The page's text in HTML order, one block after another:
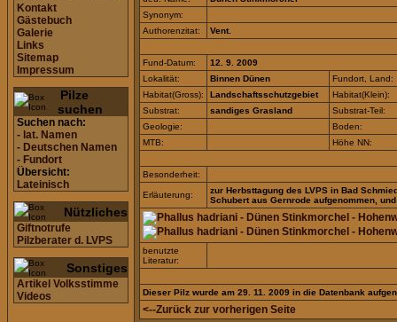
Kontakt
Gästebuch
Galerie
Links
Sitemap
Impressum
Pilze
suchen
Suchen nach:
- lat. Namen
- Deutschen Namen
- Fundort
Übersicht:
Lateinisch
Nützliches
Giftnotrufe
Pilzberater d. LVPS
Sonstiges
Artikel Volksstimme
Videos
Synonym:
Authorenzitat:
Vent.
Fund-Datum:
12. 9. 2009
Lokalität:
Binnen Dünen
Fundort, Land:
Habitat(Gross):
Landschaftsschutzgebiet
Habitat(Klein):
Substrat:
sandiges Grasland
Substrat-Teil:
Geologie:
Boden:
MTB:
Höhe NN:
Besonderheit:
Erläuterung:
zur Herbsttagung des LVPS in Bad
Schubert aus Gernrode aufgenommen,
benutzte
Literatur:
Dieser Pilz wurde am 29. 11. 2009 in die Datenbank
<--Zurück zur vorherigen Seite